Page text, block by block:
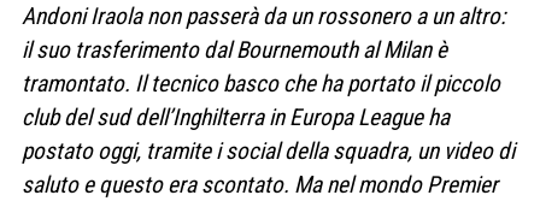
Andoni Iraola non passerà da un rossonero a un altro:
il suo trasferimento dal Bournemouth al Milan è
tramontato. Il tecnico basco che ha portato il piccolo
club del sud dell’Inghilterra in Europa League ha
postato oggi, tramite i social della squadra, un video di
saluto e questo era scontato. Ma nel mondo Premier